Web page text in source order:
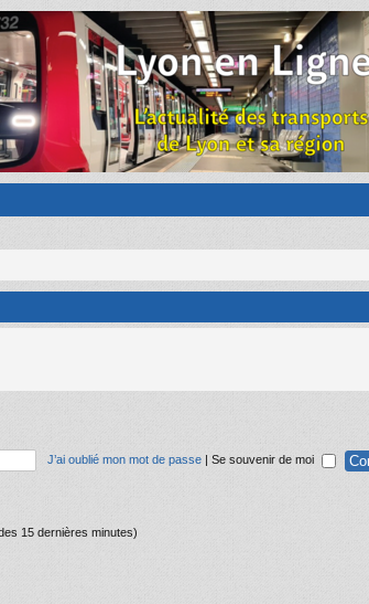
J’ai oublié mon mot de passe | Se souvenir de moi
15 dernières minutes)